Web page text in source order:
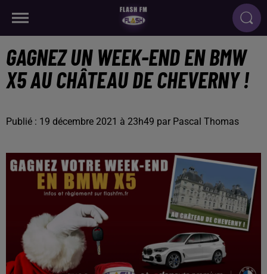
GAGNEZ UN WEEK-END EN BMW
X5 AU CHÂTEAU DE CHEVERNY !
Publié : 19 décembre 2021 à 23h49 par Pascal Thomas